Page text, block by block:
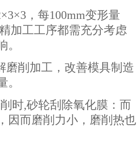
，每100mm变形量
加工工序都需充分考虑
。
磨削加工，改善模具制造
。
时,砂轮刮除氧化膜：而
因而磨削力小，磨削热也